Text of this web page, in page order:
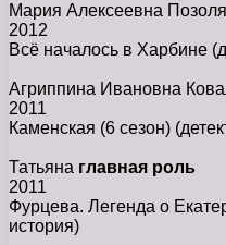
Мария Алексеевна
2012
Всё началось в Харбине
Агриппина Ивановна
2011
Каменская (6 сезон)
Татьяна главная роль
2011
Фурцева. Легенда о
история)